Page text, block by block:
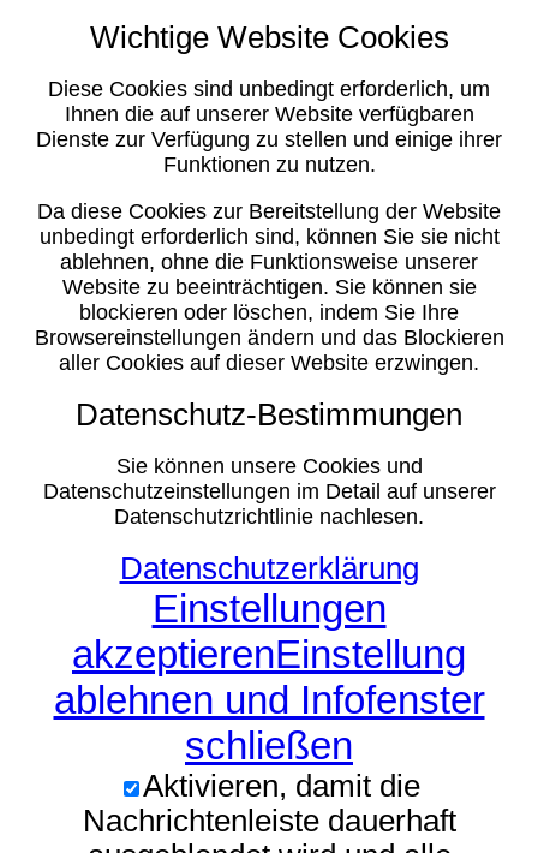
Wichtige Website Cookies
Diese Cookies sind unbedingt erforderlich, um
Ihnen die auf unserer Website verfügbaren
Dienste zur Verfügung zu stellen und einige ihrer
Funktionen zu nutzen.
Da diese Cookies zur Bereitstellung der Website
unbedingt erforderlich sind, können Sie sie nicht
ablehnen, ohne die Funktionsweise unserer
Website zu beeinträchtigen. Sie können sie
blockieren oder löschen, indem Sie Ihre
Browsereinstellungen ändern und das Blockieren
aller Cookies auf dieser Website erzwingen.
Datenschutz-Bestimmungen
Sie können unsere Cookies und
Datenschutzeinstellungen im Detail auf unserer
Datenschutzrichtlinie nachlesen.
Datenschutzerklärung
Einstellungen
akzeptierenEinstellung
ablehnen und Infofenster
schließen
Aktivieren, damit die
Nachrichtenleiste dauerhaft